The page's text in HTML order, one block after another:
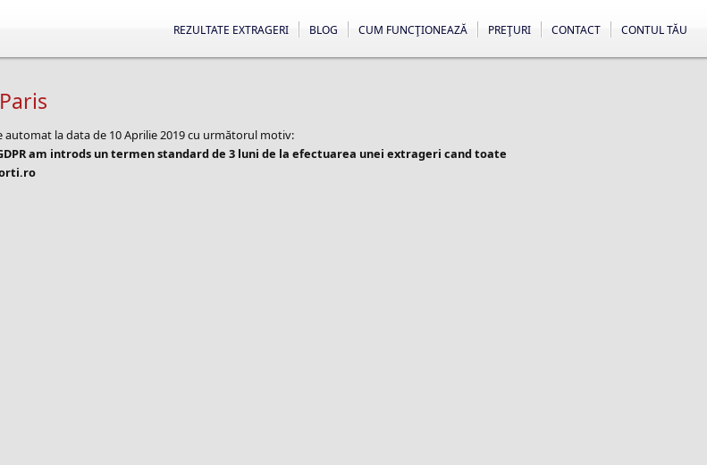
CONTUL TĂU
CONTACT
PREŢURI
CUM FUNCŢIONEAZĂ
BLOG
REZULTATE EXTRAGERI
la data de 10 Aprilie 2019 cu următorul motiv:
am introds un termen standard de 3 luni de la efectuarea unei extrageri cand toate